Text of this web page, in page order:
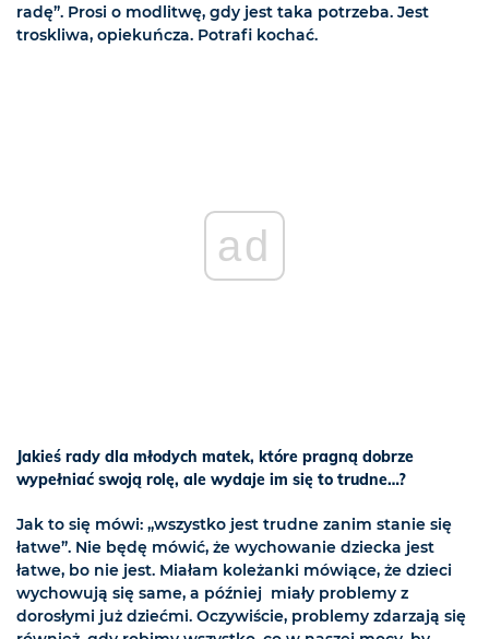
radę”. Prosi o modlitwę, gdy jest taka potrzeba. Jest
troskliwa, opiekuńcza. Potrafi kochać.
ad
Jakieś rady dla młodych matek, które pragną dobrze
wypełniać swoją rolę, ale wydaje im się to trudne…?
Jak to się mówi: „wszystko jest trudne zanim stanie się
łatwe”. Nie będę mówić, że wychowanie dziecka jest
łatwe, bo nie jest. Miałam koleżanki mówiące, że dzieci
wychowują się same, a później miały problemy z
dorosłymi już dziećmi. Oczywiście, problemy zdarzają się